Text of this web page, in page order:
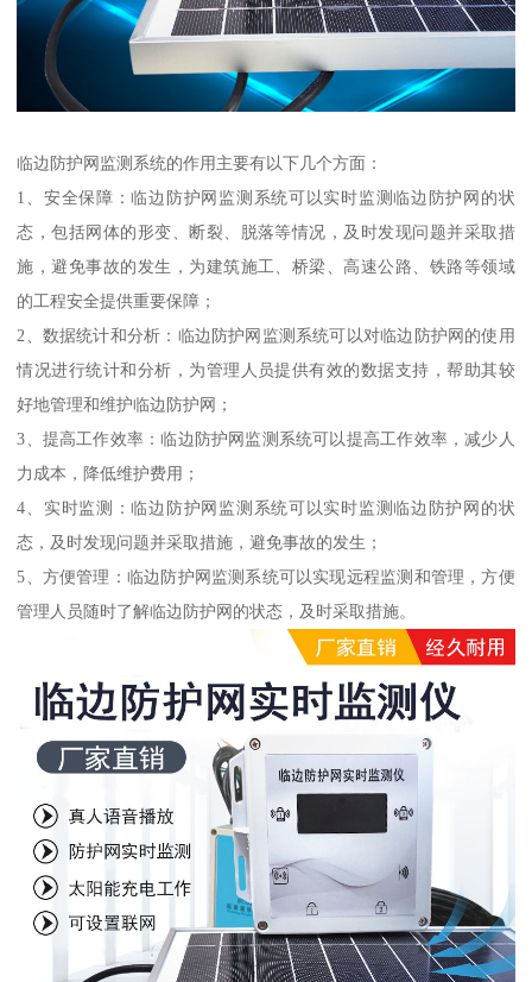
临边防护网监测系统的作用主要有以下几个方面：
1、安全保障：临边防护网监测系统可以实时监测临边防护网的状
态，包括网体的形变、断裂、脱落等情况，及时发现问题并采取措
施，避免事故的发生，为建筑施工、桥梁、高速公路、铁路等领域
的工程安全提供重要保障；
2、数据统计和分析：临边防护网监测系统可以对临边防护网的使用
情况进行统计和分析，为管理人员提供有效的数据支持，帮助其较
好地管理和维护临边防护网；
3、提高工作效率：临边防护网监测系统可以提高工作效率，减少人
力成本，降低维护费用；
4、实时监测：临边防护网监测系统可以实时监测临边防护网的状
态，及时发现问题并采取措施，避免事故的发生；
5、方便管理：临边防护网监测系统可以实现远程监测和管理，方便
管理人员随时了解临边防护网的状态，及时采取措施。